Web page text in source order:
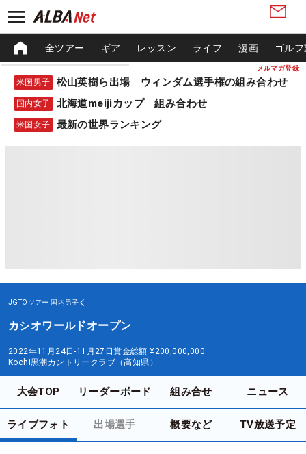
メルマガ登録
全ツアー ギア レッスン ライフ 漫画 ゴル
米国男子 松山英樹ら出場 ウィンダム選手権の組み合わせ
国内女子 北海道meijiカップ 組み合わせ
米国女子 最新の世界ランキング
JGTOツアー 国内男子
カシオワールドオープン
2022年11月24日-11月27日賞金総額 ¥200,000,000
Kochi黒潮カントリークラブ（高知県）
大会TOP リーダーボード 組み合せ ニュース
ライブフォト 出場選手 概要など TV放送予定